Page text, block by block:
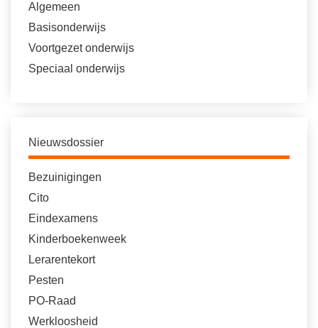
Algemeen
Basisonderwijs
Voortgezet onderwijs
Speciaal onderwijs
Nieuwsdossier
Bezuinigingen
Cito
Eindexamens
Kinderboekenweek
Lerarentekort
Pesten
PO-Raad
Werkloosheid